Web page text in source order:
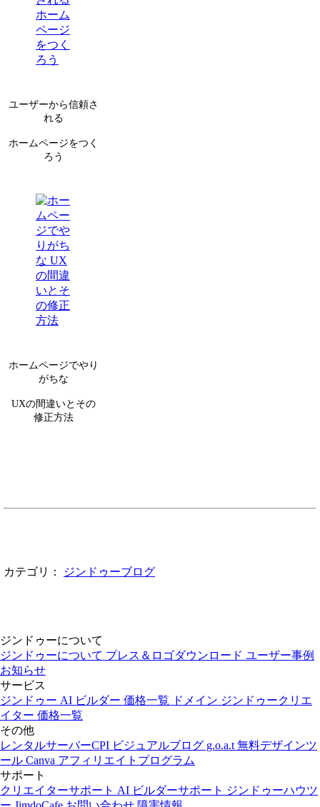
ユーザーから信頼さ
れる
ホームページをつく
ろう
ホームページでやり
がちな
UXの間違いとその
修正方法
カテゴリ： ジンドゥーブログ
ジンドゥーについて
ジンドゥーについて プレス＆ロゴダウンロード ユーザー事例
お知らせ
サービス
ジンドゥー AI ビルダー 価格一覧 ドメイン ジンドゥークリエ
イター 価格一覧
その他
レンタルサーバーCPI ビジュアルブログ g.o.a.t 無料デザインツ
ール Canva アフィリエイトプログラム
サポート
クリエイターサポート AI ビルダーサポート ジンドゥーハウツ